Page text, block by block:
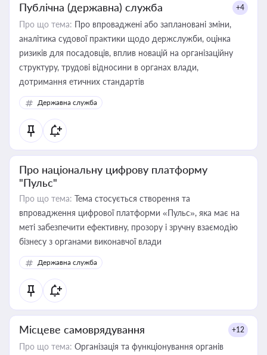
Публічна (державна) служба +4
Про що тема: Про впроваджені або заплановані зміни,
аналітика судової практики щодо держслужби, оцінка
ризиків для посадовців, вплив новацій на організаційну
структуру, трудові відносини в органах влади,
дотримання етичних стандартів
Державна служба
Про національну цифрову платформу
"Пульс"
Про що тема: Тема стосується створення та
впровадження цифрової платформи «Пульс», яка має на
меті забезпечити ефективну, прозору і зручну взаємодію
бізнесу з органами виконавчої влади
Державна служба
Місцеве самоврядування +12
Про що тема: Організація та функціонування органів